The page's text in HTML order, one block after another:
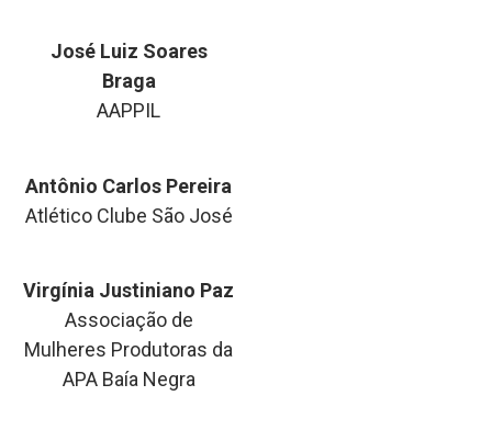
José Luiz Soares
Braga
AAPPIL
Antônio Carlos Pereira
Atlético Clube São José
Virgínia Justiniano Paz
Associação de
Mulheres Produtoras da
APA Baía Negra